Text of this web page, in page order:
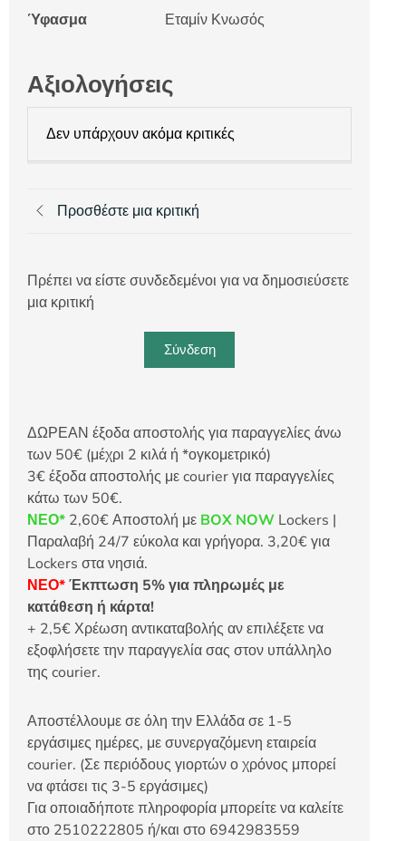
Ύφασμα
Εταμίν Κνωσός
Αξιολογήσεις
Δεν υπάρχουν ακόμα κριτικές
Προσθέστε μια κριτική
Πρέπει να είστε συνδεδεμένοι για να δημοσιεύσετε
μια κριτική
Σύνδεση
ΔΩΡΕΑΝ έξοδα αποστολής για παραγγελίες άνω
των 50€ (μέχρι 2 κιλά ή *ογκομετρικό)
3€ έξοδα αποστολής με courier για παραγγελίες
κάτω των 50€.
ΝΕΟ* 2,60€ Αποστολή με BOX NOW Lockers |
Παραλαβή 24/7 εύκολα και γρήγορα. 3,20€ για
Lockers στα νησιά.
ΝΕΟ*Έκπτωση 5% για πληρωμές με
κατάθεση ή κάρτα!
+ 2,5€ Χρέωση αντικαταβολής αν επιλέξετε να
εξοφλήσετε την παραγγελία σας στον υπάλληλο
της courier.
Αποστέλλουμε σε όλη την Ελλάδα σε 1-5
εργάσιμες ημέρες, με συνεργαζόμενη εταιρεία
courier. (Σε περιόδους γιορτών ο χρόνος μπορεί
να φτάσει τις 3-5 εργάσιμες)
Για οποιαδήποτε πληροφορία μπορείτε να καλείτε
στο 2510222805 ή/και στο 6942983559